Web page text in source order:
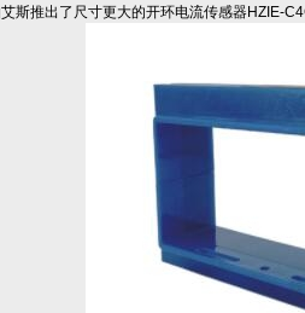
斯推出了尺寸更大的开环电流传感器HZIE-